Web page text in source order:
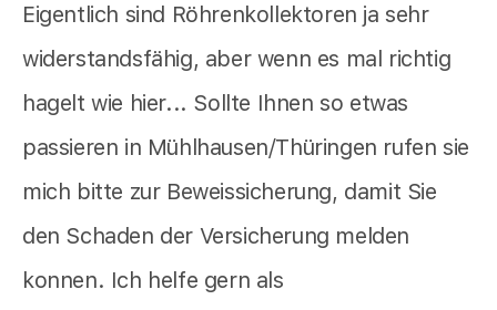
Eigentlich sind Röhrenkollektoren ja sehr
widerstandsfähig, aber wenn es mal richtig
hagelt wie hier... Sollte Ihnen so etwas
passieren in Mühlhausen/Thüringen rufen sie
mich bitte zur Beweissicherung, damit Sie
den Schaden der Versicherung melden
konnen. Ich helfe gern als